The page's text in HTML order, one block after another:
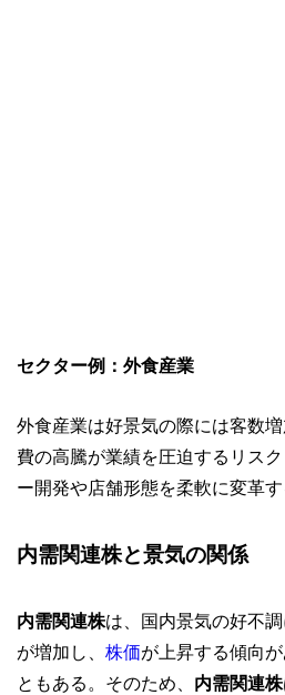
セクター例：外食産業
外食産業は好景気の際には客数
費の高騰が業績を圧迫するリス
ー開発や店舗形態を柔軟に変革
内需関連株と景気の関係
内需関連株は、国内景気の好不
が増加し、 株価が上昇する傾向
ともある。そのため、 内需関連株